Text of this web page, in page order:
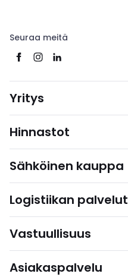
Seuraa meitä
Yritys
Hinnastot
Sähköinen kauppa
Logistiikan palvelut
Vastuullisuus
Asiakaspalvelu